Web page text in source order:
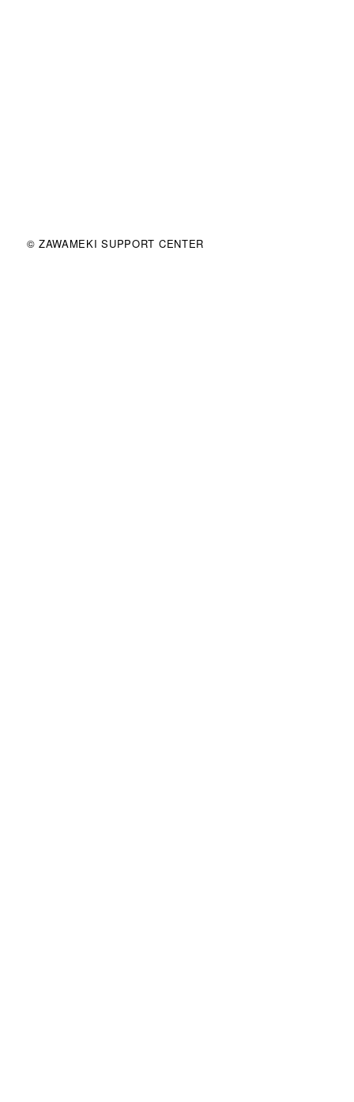
© ZAWAMEKI SUPPORT CENTER